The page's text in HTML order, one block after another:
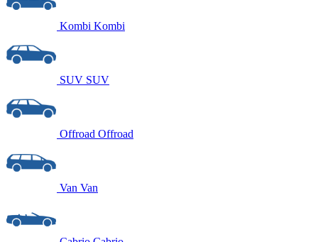
Kombi Kombi
SUV SUV
Offroad Offroad
Van Van